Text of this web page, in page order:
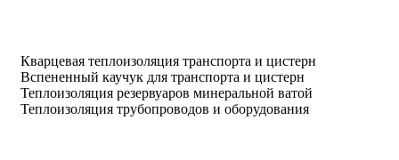
Кварцевая теплоизоляция транспорта и цистерн
Вспененный каучук для транспорта и цистерн
Теплоизоляция резервуаров минеральной ватой
Теплоизоляция трубопроводов и оборудования